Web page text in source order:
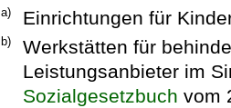
a) Einrichtungen für
b)
Werkstätten für
Leistungsanbieter im
Sozialgesetzbuch vom